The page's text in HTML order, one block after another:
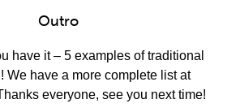
Outro
have it – 5 examples of traditional
We have a more complete list at
everyone, see you next time!